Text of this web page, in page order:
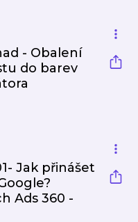
- Obalení
do barev
Jak přinášet
Ads 360 -